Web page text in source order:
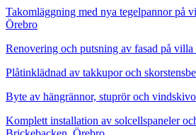
Takomläggning med nya tegelpannor på
Örebro
Renovering och putsning av fasad på
Plåtinklädnad av takkupor och
Byte av hängrännor, stuprör och
Komplett installation av solcellspaneler